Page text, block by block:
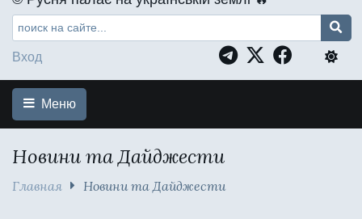
Вход
Меню
Новини та Дайджести
Главная Новини та Дайджести